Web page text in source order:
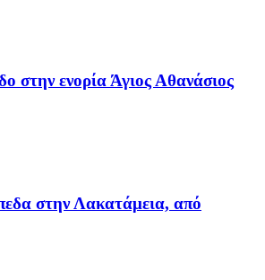
στην ενορία Άγιος Αθανάσιος
στην Λακατάμεια, από